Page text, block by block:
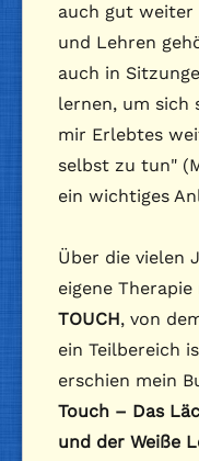
auch gut weiter
und Lehren
auch in
lernen, um sich
mir Erlebtes
selbst zu tun"
ein wichtiges
Über die vielen
eigene
TOUCH, von
ein Teilbereich
erschien mein
Touch – Das
und der Weiße